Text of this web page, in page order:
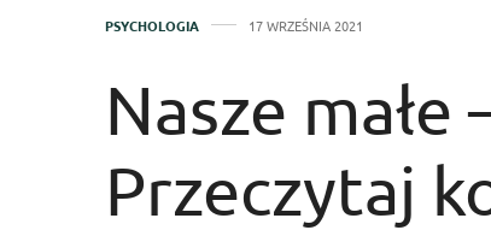
PSYCHOLOGIA 17 WRZEŚNIA 2021
Nasze
Przeczytaj